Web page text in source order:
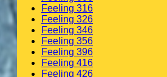
Feeling 316
Feeling 326
Feeling 346
Feeling 356
Feeling 396
Feeling 416
Feeling 426